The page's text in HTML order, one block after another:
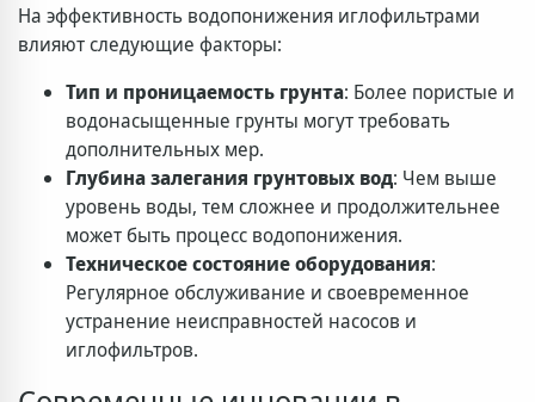
На эффективность водопонижения иглофильтрами
влияют следующие факторы:
Тип и проницаемость грунта: Более пористые и
водонасыщенные грунты могут требовать
дополнительных мер.
Глубина залегания грунтовых вод: Чем выше
уровень воды, тем сложнее и продолжительнее
может быть процесс водопонижения.
Техническое состояние оборудования:
Регулярное обслуживание и своевременное
устранение неисправностей насосов и
иглофильтров.